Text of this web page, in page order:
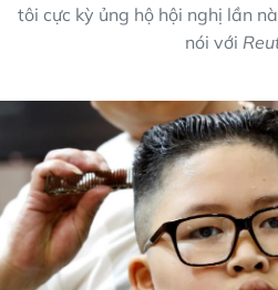
tôi cực kỳ ủng hộ hội nghị lần
nói với